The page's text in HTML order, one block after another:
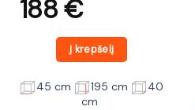
188€
Į krepšelį
45 cm 195 cm
40
cm